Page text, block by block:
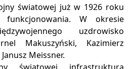
światowej już w 1926 roku
W okresie
uzdrowisko
Makuszyński, Kazimierz
Meissner.